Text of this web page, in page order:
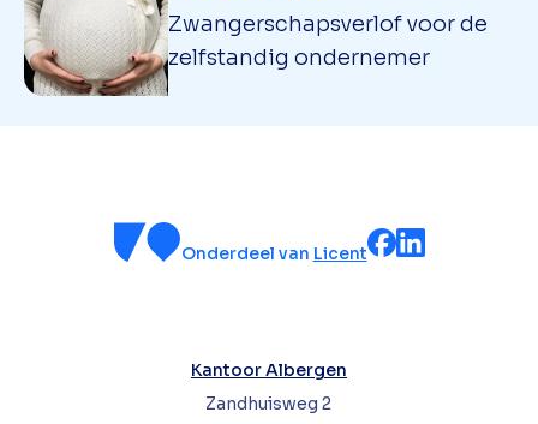
Zwangerschapsverlof voor de
zelfstandig ondernemer
Onderdeel van Licent
Kantoor Albergen
Zandhuisweg 2